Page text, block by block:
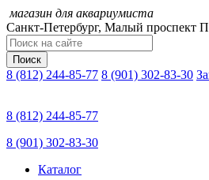
магазин для аквариумиста
Санкт-Петербург, Малый проспект
Поиск
8 (812) 244-85-77 8 (901) 302-83-30
8 (812) 244-85-77
8 (901) 302-83-30
Каталог